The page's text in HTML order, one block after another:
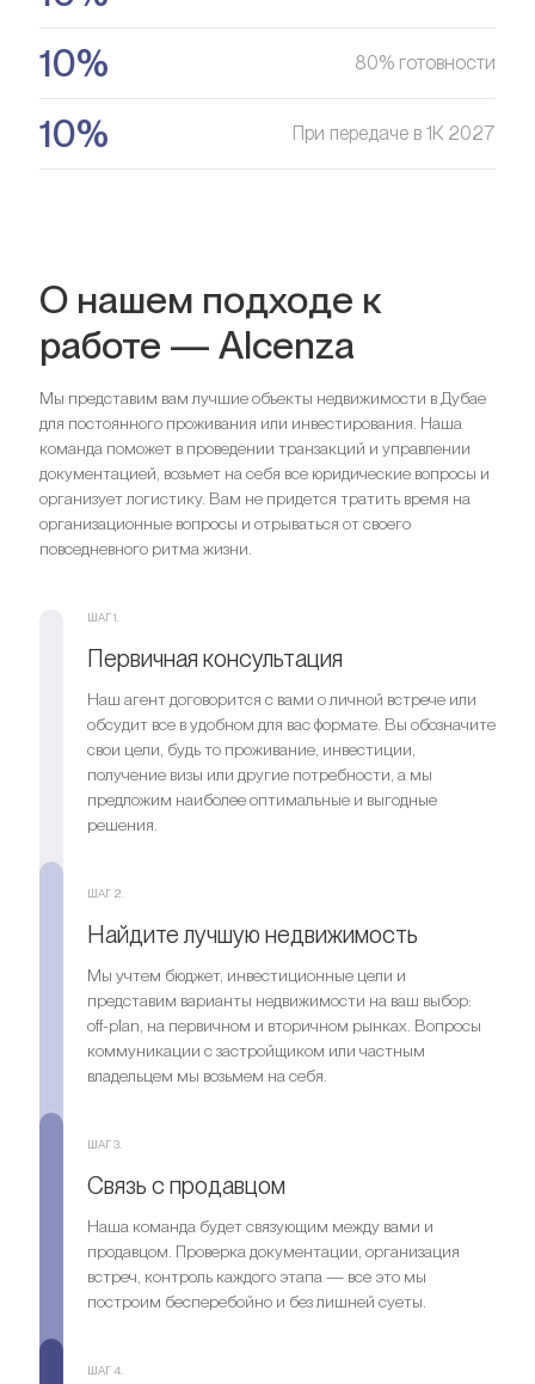
10% 80% готовности
10% При передаче в 1К 2027
О нашем подходе к
работе — Alcenza
Мы представим вам лучшие объекты недвижимости в Дубае
для постоянного проживания или инвестирования. Наша
команда поможет в проведении транзакций и управлении
документацией, возьмет на себя все юридические вопросы и
организует логистику. Вам не придется тратить время на
организационные вопросы и отрываться от своего
повседневного ритма жизни.
ШАГ 1.
Первичная консультация
Наш агент договорится с вами о личной встрече или
обсудит все в удобном для вас формате. Вы обозначите
свои цели, будь то проживание, инвестиции,
получение визы или другие потребности, а мы
предложим наиболее оптимальные и выгодные
решения.
ШАГ 2.
Найдите лучшую недвижимость
Мы учтем бюджет, инвестиционные цели и
представим варианты недвижимости на ваш выбор:
off-plan, на первичном и вторичном рынках. Вопросы
коммуникации с застройщиком или частным
владельцем мы возьмем на себя.
ШАГ 3.
Связь с продавцом
Наша команда будет связующим между вами и
продавцом. Проверка документации, организация
встреч, контроль каждого этапа — все это мы
построим бесперебойно и без лишней суеты.
ШАГ 4.